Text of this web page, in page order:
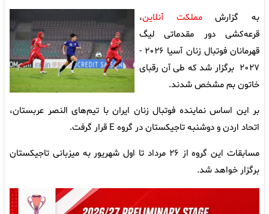
به گزارشمملکت آنلاین،
قرعه‌کشی دور مقدماتی لیگ
قهرمانان فوتبال زنان آسیا ۲۰۲۶ -
۲۰۲۷ برگزار شد که طی آن رقبای
خاتون بم مشخص شدند.
بر این اساس نماینده فوتبال زنان ایران با تیم‌های النصر عربستان،
اتحاد اردن و دوشنبه تاجیکستان در گروه E قرار گرفت.
مسابقات این گروه از ۲۶ مرداد تا اول شهریور به میزبانی تاجیکستان
برگزار خواهد شد.